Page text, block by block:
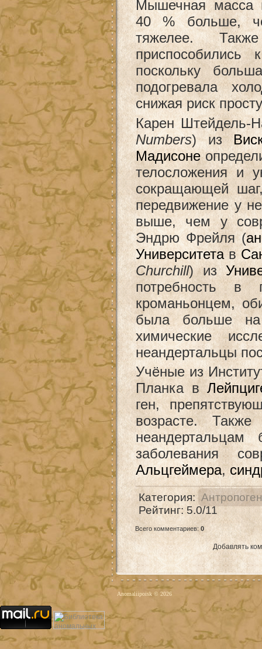
Мышечная масса
40 % больше,
тяжелее.
поскольку
подогревала
снижая риск
Карен Штейдель-
Numbers) из
Мадисоне
телосложения и
сокращающей шаг,
передвижение у
выше, чем у
Эндрю Фрейля (
Университетав
Churchill) из
потребность в
кроманьонцем,
была больше на
химические
неандертальцы
Учёные из
Планка в
ген,
возрасте.
неандертальцам
заболевания
Альцгеймера,
Категория:
Рейтинг: 5.0/11
Всего комментариев: 0
Добавлять
Anomaliipoisk © 2026